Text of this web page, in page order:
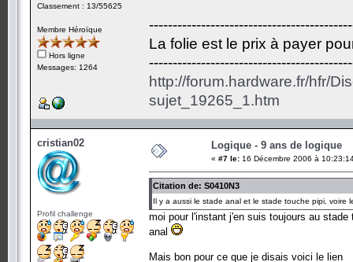
Classement : 13/55625
Membre Héroïque
Hors ligne
Messages: 1264
La folie est le prix à payer
http://forum.hardware.fr/hfr/
sujet_19265_1.htm
cristian02
Profil challenge
Logique - 9 ans de logique
« #7 le: 16 Décembre 2006 à
Citation de: S0410N3
Il y a aussi le stade anal et le stade touche pipi, voire
moi pour l'instant j'en suis toujours au
anal
Mais bon pour ce que je disais voici le lien